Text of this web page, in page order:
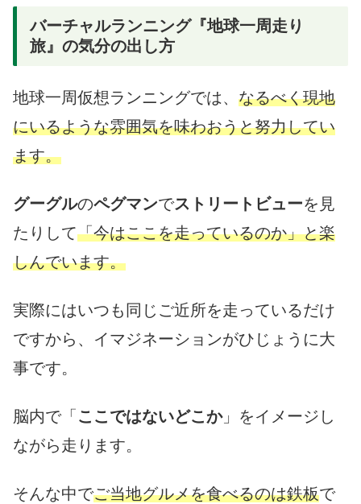
バーチャルランニング『地球一周走り
旅』の気分の出し方
地球一周仮想ランニングでは、 なるべく現地
にいるような雰囲気を味わおうと努力してい
ます。
グーグルのペグマンでストリートビューを見
たりして「今はここを走っているのか」と楽
しんでいます。
実際にはいつも同じご近所を走っているだけ
ですから、イマジネーションがひじょうに大
事です。
脳内で「 ここではないどこか」をイメージし
ながら走ります。
そんな中でご当地グルメを食べるのは鉄板で